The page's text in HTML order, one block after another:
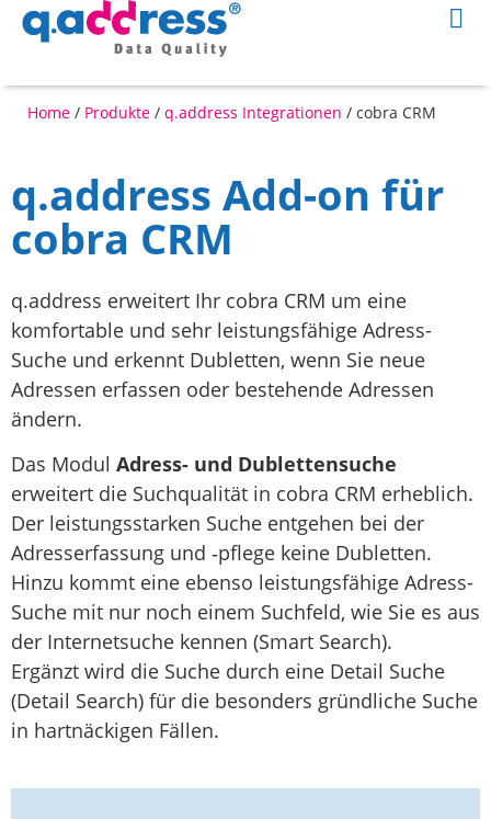
Home / Produkte / q.address Integrationen / cobra CRM
q.address Add-on für
cobra CRM
q.address erweitert Ihr cobra CRM um eine
komfortable und sehr leistungsfähige Adress-
Suche und erkennt Dubletten, wenn Sie neue
Adressen erfassen oder bestehende Adressen
ändern.
Das Modul Adress- und Dublettensuche
erweitert die Suchqualität in cobra CRM erheblich.
Der leistungsstarken Suche entgehen bei der
Adresserfassung und ‑pflege keine Dubletten.
Hinzu kommt eine ebenso leistungsfähige Adress-
Suche mit nur noch einem Suchfeld, wie Sie es aus
der Internetsuche kennen (Smart Search).
Ergänzt wird die Suche durch eine Detail Suche
(Detail Search) für die besonders gründliche Suche
in hartnäckigen Fällen.